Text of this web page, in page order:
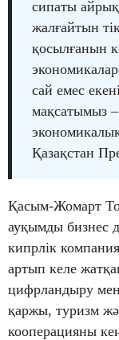
сипаты
жалғайтын
қосылғанын
сай емес
мақсатымыз –
Қазақстан
Қасым-Жомарт
ауқымды бизнес
кипрлік
артып келе
цифрландыру
қаржы, туризм
кооперацияны